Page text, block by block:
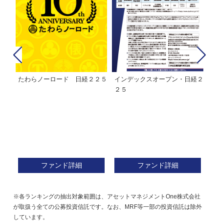
たわらノーロード 日経２２５
ファンド詳細
インデックスオープン・日経２
２５
ファンド詳細
※各ランキングの抽出対象範囲は、アセットマネジメントOne株式会社
が取扱う全ての公募投資信託です。なお、MRF等一部の投資信託は除外
しています。